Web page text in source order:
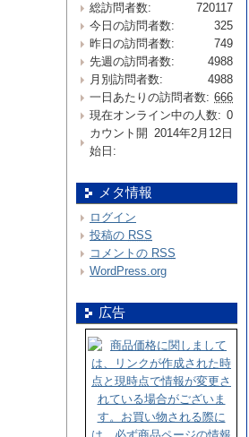
720117
総訪問者数:
325
今日の訪問者数:
749
昨日の訪問者数:
4988
先週の訪問者数:
4988
月別訪問者数:
666
一日あたりの訪問者数:
0
現在オンライン中の人数:
2014年2月12日
カウント開
始日:
メタ情報
ログイン
投稿の RSS
コメントの RSS
WordPress.org
広告